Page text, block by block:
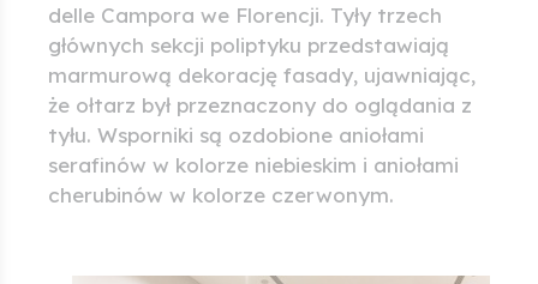
delle Campora we Florencji. Tyły trzech
głównych sekcji poliptyku przedstawiają
marmurową dekorację fasady, ujawniając,
że ołtarz był przeznaczony do oglądania z
tyłu. Wsporniki są ozdobione aniołami
serafinów w kolorze niebieskim i aniołami
cherubinów w kolorze czerwonym.